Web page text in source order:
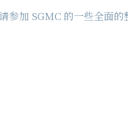
参加 SGMC 的一些全面的